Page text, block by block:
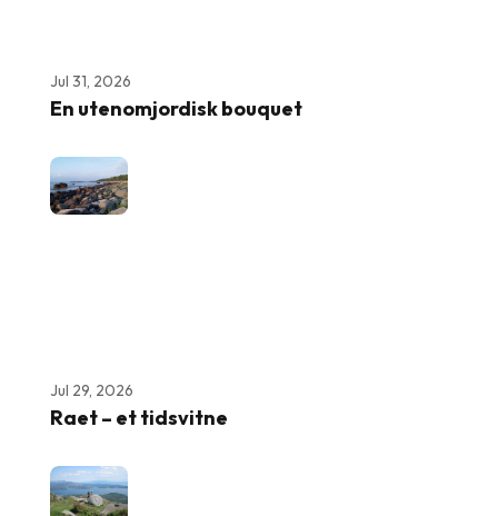
Jul 31, 2026
En utenomjordisk bouquet
Jul 29, 2026
Raet – et tidsvitne